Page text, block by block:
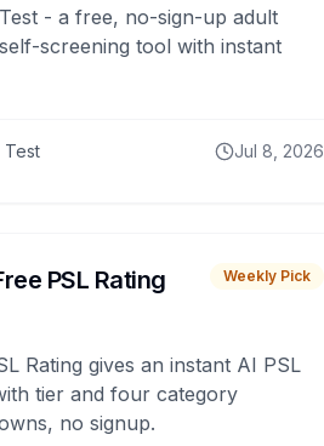
- a free, no-sign-up adult
screening tool with instant
Test Jul 8, 2026
PSL Rating Weekly Pick
Rating gives an instant AI PSL
tier and four category
no signup.